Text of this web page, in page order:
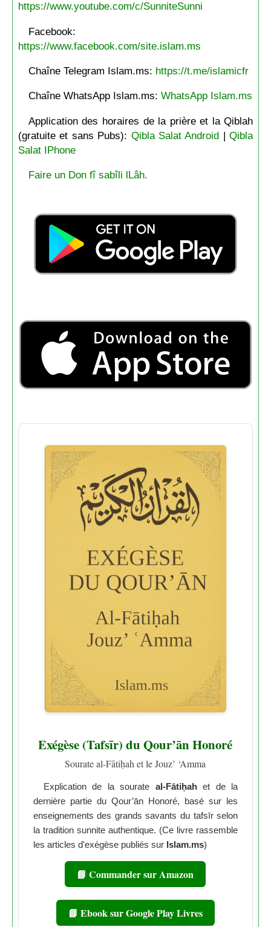
https://www.youtube.com/c/SunniteSunni
Facebook:
https://www.facebook.com/site.islam.ms
Chaîne Telegram Islam.ms: https://t.me/islamicfr
Chaîne WhatsApp Islam.ms: WhatsApp Islam.ms
Application des horaires de la prière et la Qiblah
(gratuite et sans Pubs): Qibla Salat Android |Qibla
Salat IPhone
Faire un Don fî sabîli lLâh.
Exégèse (Tafsīr) du Qour’ān Honoré
Sourate al-Fātiḥah et le Jouz’ ‘Amma
Explication de la sourate al-Fātiḥahet de la
dernière partie du Qour’ān Honoré, basé sur les
enseignements des grands savants du tafsīr selon
la tradition sunnite authentique. (Ce livre rassemble
les articles d'exégèse publiés sur Islam.ms)
📘 Commander sur Amazon
📘 Ebook sur Google Play Livres